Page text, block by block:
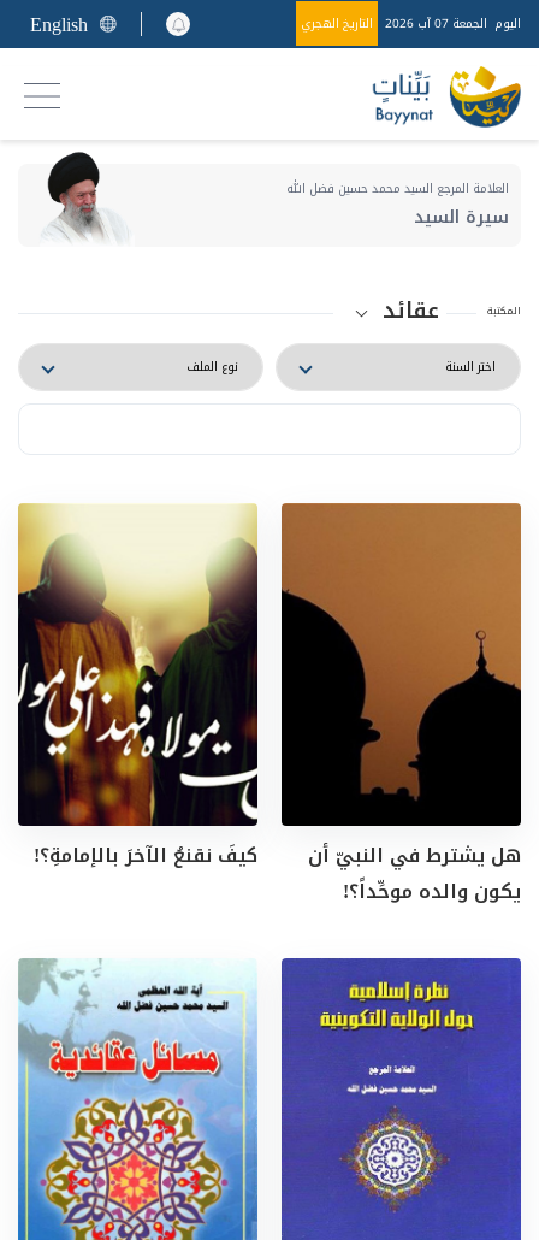
اليوم الجمعة 07 آب 2026 التاريخ الهجري English
العلامة المرجع السيد محمد حسين فضل الله
سيرة السيد
المكتبة عقائد
هل يشترط في النبيّ أن
يكون والده موحِّداً؟!
كيفَ نقنعُ الآخرَ بالإمامةِ؟!